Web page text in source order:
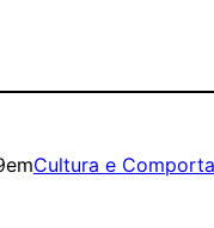
emCultura e